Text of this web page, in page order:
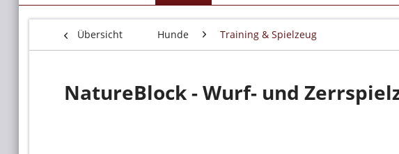
Übersicht Hunde Training & Spielzeug
NatureBlock - Wurf- und